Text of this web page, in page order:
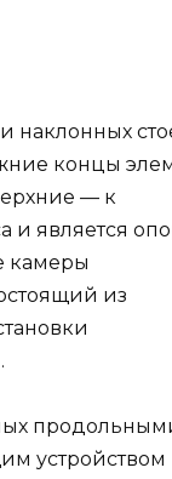
наклонных
концы
— к
и является
камеры
из
устройством